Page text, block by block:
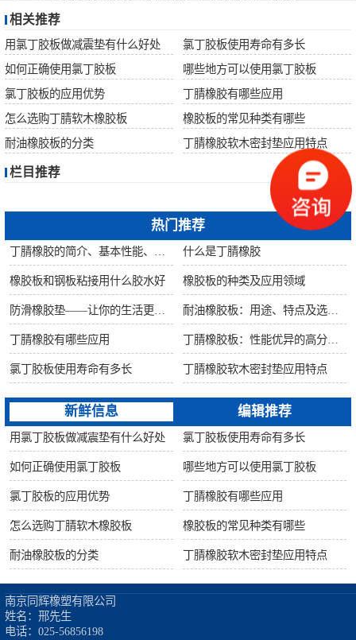
相关推荐
用氯丁胶板做减震垫有什么好处
氯丁胶板使用寿命有多长
如何正确使用氯丁胶板
哪些地方可以使用氯丁胶板
氯丁胶板的应用优势
丁腈橡胶有哪些应用
怎么选购丁腈软木橡胶板
橡胶板的常见种类有哪些
耐油橡胶板的分类
丁腈橡胶软木密封垫应用特点
栏目推荐
热门推荐
什么是丁腈橡胶
橡胶板和钢板粘接用什么胶水好 橡胶板的种类及应用领域
丁腈橡胶有哪些应用
氯丁胶板使用寿命有多长 丁腈橡胶软木密封垫应用特点
新鲜信息 编辑推荐
用氯丁胶板做减震垫有什么好处 氯丁胶板使用寿命有多长
如何正确使用氯丁胶板 哪些地方可以使用氯丁胶板
氯丁胶板的应用优势 丁腈橡胶有哪些应用
怎么选购丁腈软木橡胶板 橡胶板的常见种类有哪些
耐油橡胶板的分类 丁腈橡胶软木密封垫应用特点
南京同辉橡塑有限公司
姓名：邢先生
电话：025-56856198